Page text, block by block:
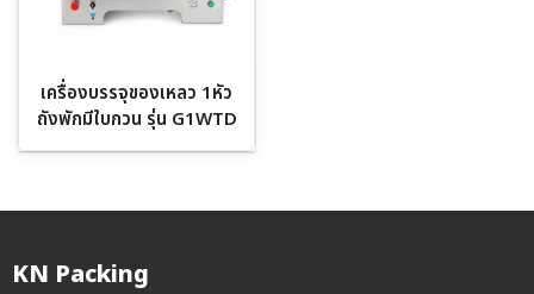
เครื่องบรรจุของเหลว 1หัว
ถังพักมีใบกวน รุ่น G1WTD
KN Packing